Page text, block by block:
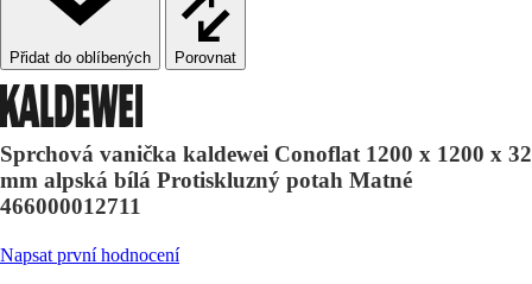
Porovnat
Sprchová vanička kaldewei Conoflat 1200 x 1200 x 32
mm alpská bílá Protiskluzný potah Matné
466000012711
Napsat první hodnocení